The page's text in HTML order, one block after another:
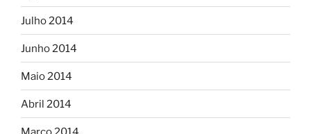
Julho 2014
Junho 2014
Maio 2014
Abril 2014